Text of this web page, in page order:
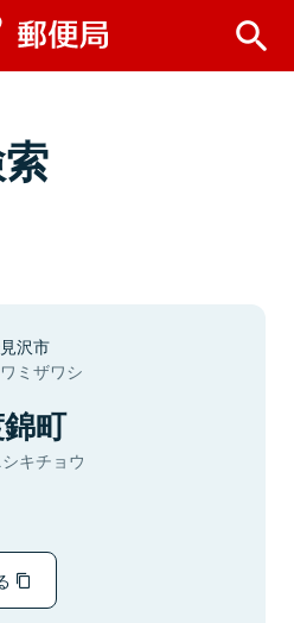
沢市
ミザワシ
町
キチョウ